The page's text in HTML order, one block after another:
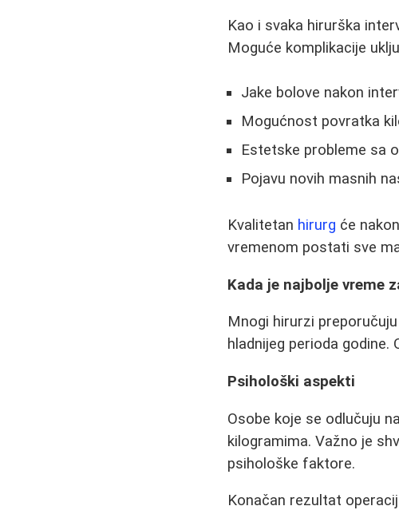
Kao i svaka hirurška
Moguće komplikacije
Jake bolove nakon
Mogućnost povratka
Estetske probleme sa
Pojavu novih masnih
Kvalitetan hirurg će
vremenom postati sve
Kada je najbolje vreme
Mnogi hirurzi
hladnijeg perioda godine.
Psihološki aspekti
Osobe koje se odlučuju
kilogramima. Važno je
psihološke faktore.
Konačan rezultat